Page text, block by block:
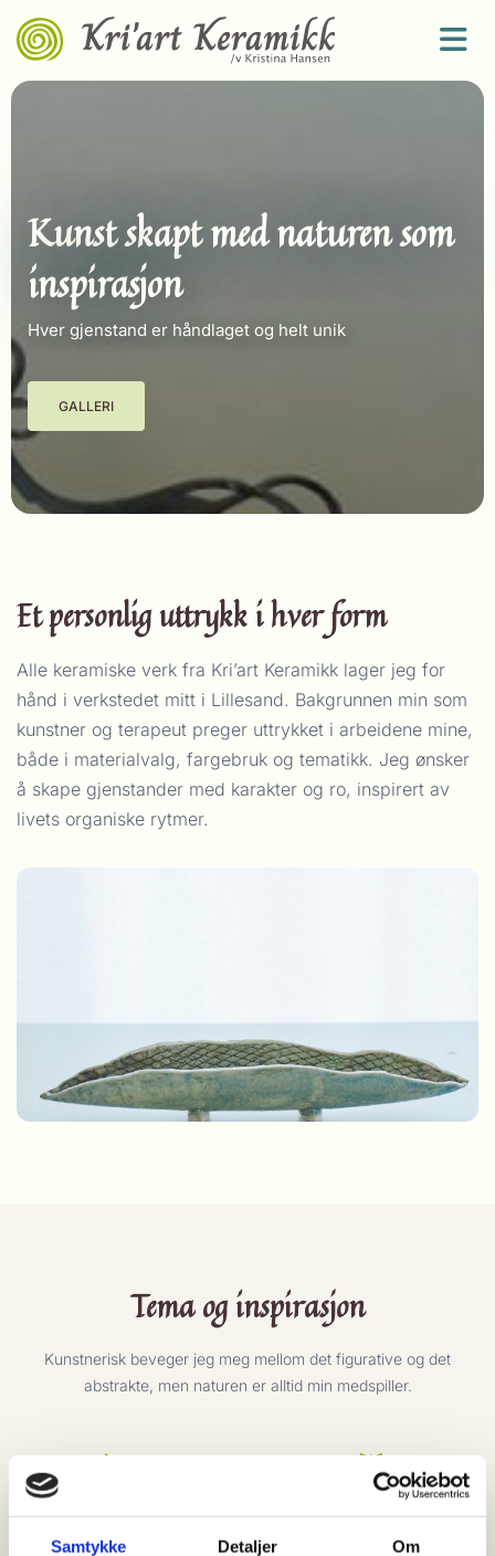
Samtykke Detaljer Om
Kunst skapt med naturen som
inspirasjon
Hver gjenstand er håndlaget og helt unik
GALLERI
Et personlig uttrykk i hver form
Alle keramiske verk fra Kri’art Keramikk lager jeg for
hånd i verkstedet mitt i Lillesand. Bakgrunnen min som
kunstner og terapeut preger uttrykket i arbeidene mine,
både i materialvalg, fargebruk og tematikk. Jeg ønsker
å skape gjenstander med karakter og ro, inspirert av
livets organiske rytmer.
Tema og inspirasjon
Kunstnerisk beveger jeg meg mellom det figurative og det
abstrakte, men naturen er alltid min medspiller.
Planteliv Abstrakt